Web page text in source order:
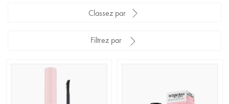
Classez par
Filtrez par